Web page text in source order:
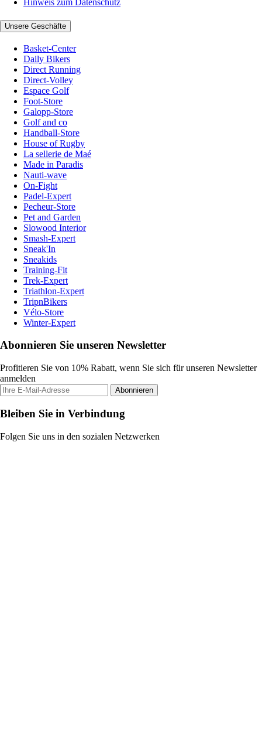
Hinweis zum Datenschutz
Unsere Geschäfte
Basket-Center
Daily Bikers
Direct Running
Direct-Volley
Espace Golf
Foot-Store
Galopp-Store
Golf and co
Handball-Store
House of Rugby
La sellerie de Maé
Made in Paradis
Nauti-wave
On-Fight
Padel-Expert
Pecheur-Store
Pet and Garden
Slowood Interior
Smash-Expert
Sneak'In
Sneakids
Training-Fit
Trek-Expert
Triathlon-Expert
TripnBikers
Vélo-Store
Winter-Expert
Abonnieren Sie unseren Newsletter
Profitieren Sie von 10% Rabatt, wenn Sie sich für unseren Newsletter
anmelden
Abonnieren
Bleiben Sie in Verbindung
Folgen Sie uns in den sozialen Netzwerken